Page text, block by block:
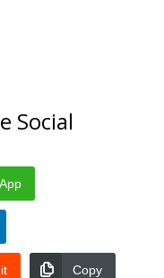
Social
Copy